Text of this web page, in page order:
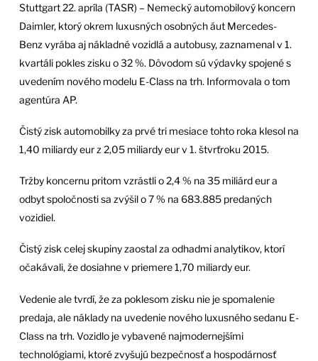
Stuttgart 22. apríla (TASR) – Nemecký automobilový koncern
Daimler, ktorý okrem luxusných osobných áut Mercedes-
Benz vyrába aj nákladné vozidlá a autobusy, zaznamenal v 1.
kvartáli pokles zisku o 32 %. Dôvodom sú výdavky spojené s
uvedením nového modelu E-Class na trh. Informovala o tom
agentúra AP.
Čistý zisk automobilky za prvé tri mesiace tohto roka klesol na
1,40 miliardy eur z 2,05 miliardy eur v 1. štvrťroku 2015.
Tržby koncernu pritom vzrástli o 2,4 % na 35 miliárd eur a
odbyt spoločnosti sa zvýšil o 7 % na 683.885 predaných
vozidiel.
Čistý zisk celej skupiny zaostal za odhadmi analytikov, ktorí
očakávali, že dosiahne v priemere 1,70 miliardy eur.
Vedenie ale tvrdí, že za poklesom zisku nie je spomalenie
predaja, ale náklady na uvedenie nového luxusného sedanu E-
Class na trh. Vozidlo je vybavené najmodernejšími
technológiami, ktoré zvyšujú bezpečnosť a hospodárnosť